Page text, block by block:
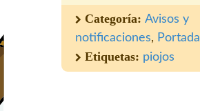
Categoría: Avisos y
notificaciones, Portada
Etiquetas: piojos